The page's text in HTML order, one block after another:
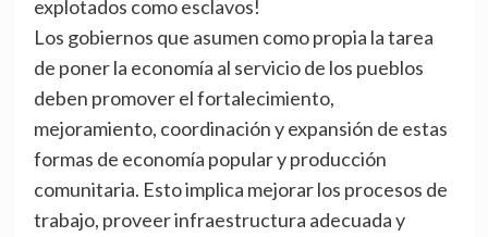
explotados como esclavos!
Los gobiernos que asumen como propia la tarea
de poner la economía al servicio de los pueblos
deben promover el fortalecimiento,
mejoramiento, coordinación y expansión de estas
formas de economía popular y producción
comunitaria. Esto implica mejorar los procesos de
trabajo, proveer infraestructura adecuada y